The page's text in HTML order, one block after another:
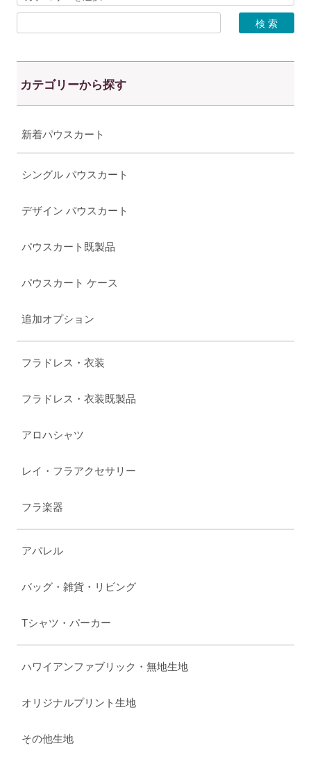
カテゴリーから探す
新着パウスカート
シングル パウスカート
デザイン パウスカート
パウスカート既製品
パウスカート ケース
追加オプション
フラドレス・衣装
フラドレス・衣装既製品
アロハシャツ
レイ・フラアクセサリー
フラ楽器
アパレル
バッグ・雑貨・リビング
Tシャツ・パーカー
ハワイアンファブリック・無地生地
オリジナルプリント生地
その他生地